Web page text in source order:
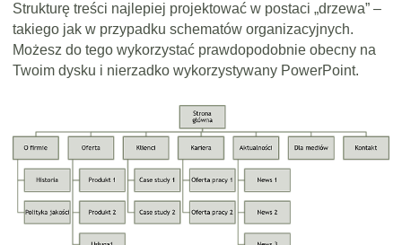
Strukturę treści najlepiej projektować w postaci „drzewa” –
takiego jak w przypadku schematów organizacyjnych.
Możesz do tego wykorzystać prawdopodobnie obecny na
Twoim dysku i nierzadko wykorzystywany PowerPoint.